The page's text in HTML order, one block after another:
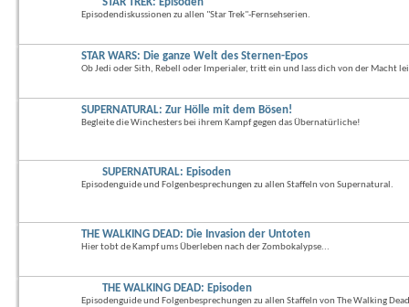
Episodendiskussionen zu allen "Star Trek"-Fernsehserien.
STAR WARS: Die ganze Welt des Sternen-Epos
Ob Jedi oder Sith, Rebell oder Imperialer, tritt ein und lass dich von der Macht
SUPERNATURAL: Zur Hölle mit dem Bösen!
Begleite die Winchesters bei ihrem Kampf gegen das Übernatürliche!
SUPERNATURAL: Episoden
Episodenguide und Folgenbesprechungen zu allen Staffeln von Supernatural.
THE WALKING DEAD: Die Invasion der Untoten
Hier tobt de Kampf ums Überleben nach der Zombokalypse...
THE WALKING DEAD: Episoden
Episodenguide und Folgenbesprechungen zu allen Staffeln von The Walking